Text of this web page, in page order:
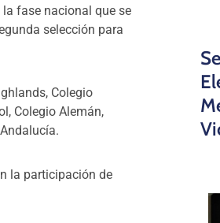
fase nacional que se
selección para
Colegio
Colegio Alemán,
la participación de